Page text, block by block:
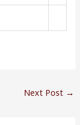
Next Post →